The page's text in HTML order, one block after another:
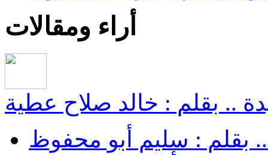
أراء ومقالات
.. بقلم : خالد صلاح عطية
بقلم : سليم أبو محفوظ